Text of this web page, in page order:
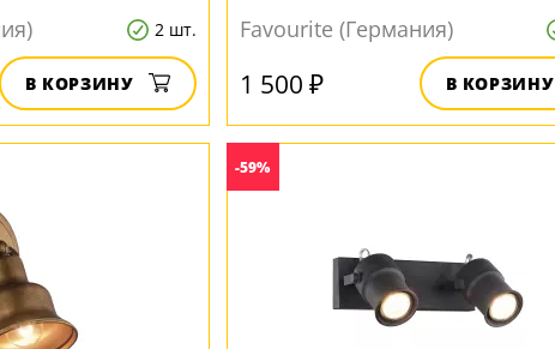
2 шт.
В КОРЗИНУ
Favourite (Германия)
1 500 ₽ В КОРЗИНУ
-59%